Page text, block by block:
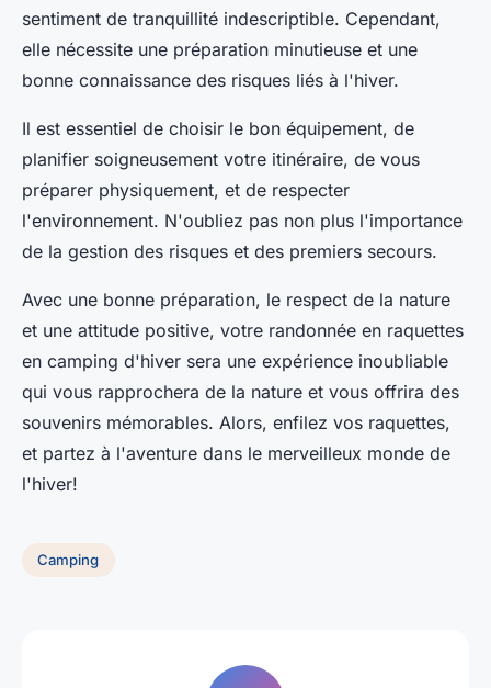
sentiment de tranquillité indescriptible. Cependant,
elle nécessite une préparation minutieuse et une
bonne connaissance des risques liés à l'hiver.
Il est essentiel de choisir le bon équipement, de
planifier soigneusement votre itinéraire, de vous
préparer physiquement, et de respecter
l'environnement. N'oubliez pas non plus l'importance
de la gestion des risques et des premiers secours.
Avec une bonne préparation, le respect de la nature
et une attitude positive, votre randonnée en raquettes
en camping d'hiver sera une expérience inoubliable
qui vous rapprochera de la nature et vous offrira des
souvenirs mémorables. Alors, enfilez vos raquettes,
et partez à l'aventure dans le merveilleux monde de
l'hiver!
Camping